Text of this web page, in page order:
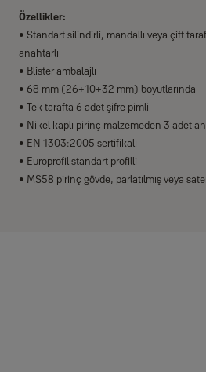
Özellikler:
• Standart silindirli, mandallı veya çift taraf
anahtarlı
• Blister ambalajlı
• 68 mm (26+10+32 mm) boyutlarında
• Tek tarafta 6 adet şifre pimli
• Nikel kaplı pirinç malzemeden 3 adet
• EN 1303:2005 sertifikalı
• Europrofil standart profilli
• MS58 pirinç gövde, parlatılmış veya